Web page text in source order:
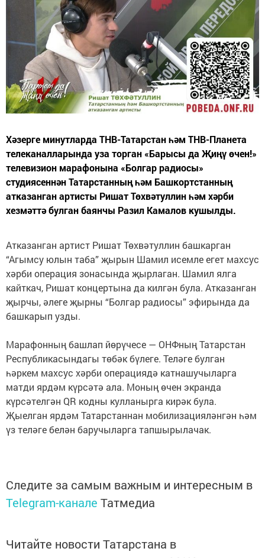
Хәзерге минутларда ТНВ-Татарстан һәм ТНВ-Планета
телеканалларында уза торган «Барысы да Җиңү өчен!»
телевизион марафонына «Болгар радиосы»
студиясеннән Татарстанның һәм Башкортстанның
атказанган артисты Ришат Төхвәтуллин һәм хәрби
хезмәттә булган баянчы Разил Камалов кушылды.
Атказанган артист Ришат Төхвәтуллин башкарган
“Агымсу юлын таба” җырын Шамил исемле егет махсус
хәрби операция зонасында җырлаган. Шамил ялга
кайткач, Ришат концертына да килгән була. Атказанган
җырчы, әлеге җырны “Болгар радиосы” эфирында да
башкарып узды.
Марафонның башлап йөрүчесе — ОНФның Татарстан
Республикасындагы төбәк бүлеге. Теләге булган
һәркем махсус хәрби операциядә катнашучыларга
матди ярдәм күрсәтә ала. Моның өчен экранда
күрсәтелгән QR кодны кулланырга кирәк була.
Җыелган ярдәм Татарстаннан мобилизацияләнгән һәм
үз теләге белән баручыларга тапшырылачак.
Следите за самым важным и интересным в
Telegram-канале Татмедиа
Читайте новости Татарстана в